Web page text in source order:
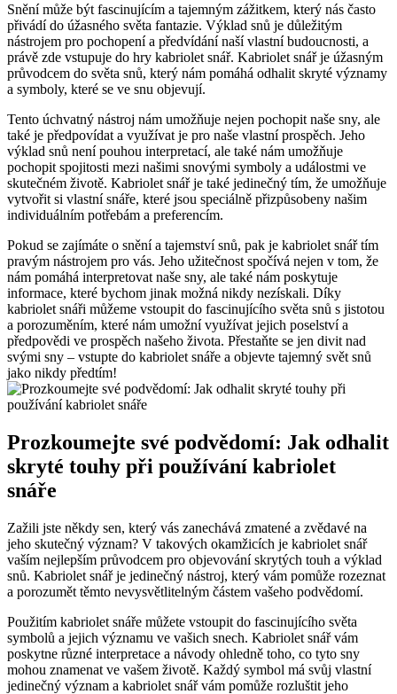
Snění může být fascinujícím a tajemným zážitkem, který nás často
přivádí do úžasného světa fantazie. Výklad snů je důležitým
nástrojem pro pochopení a předvídání naší vlastní budoucnosti, a
právě zde vstupuje do hry kabriolet snář. Kabriolet snář je úžasným
průvodcem do světa snů, který nám pomáhá odhalit skryté významy
a symboly, které se ve snu objevují.
Tento úchvatný nástroj nám umožňuje nejen pochopit naše sny, ale
také je předpovídat a využívat je pro naše vlastní prospěch. Jeho
výklad snů není pouhou interpretací, ale také nám umožňuje
pochopit spojitosti mezi našimi snovými symboly a událostmi ve
skutečném životě. Kabriolet snář je také jedinečný tím, že umožňuje
vytvořit si vlastní snáře, které jsou speciálně přizpůsobeny našim
individuálním potřebám a preferencím.
Pokud se zajímáte o snění a tajemství snů, pak je kabriolet snář tím
pravým nástrojem pro vás. Jeho užitečnost spočívá nejen v tom, že
nám pomáhá interpretovat naše sny, ale také nám poskytuje
informace, které bychom jinak možná nikdy nezískali. Díky
kabriolet snáři můžeme vstoupit do fascinujícího světa snů s jistotou
a porozuměním, které nám umožní využívat jejich poselství a
předpovědi ve prospěch našeho života. Přestaňte se jen divit nad
svými sny – vstupte do kabriolet snáře a objevte tajemný svět snů
jako nikdy předtím!
Prozkoumejte své podvědomí: Jak odhalit
skryté touhy při používání kabriolet
snáře
Zažili jste někdy sen, který vás zanechává zmatené a zvědavé na
jeho skutečný význam? V takových okamžicích je kabriolet snář
vaším nejlepším průvodcem pro objevování skrytých touh a výklad
snů. Kabriolet snář je jedinečný nástroj, který vám pomůže rozeznat
a porozumět těmto nevysvětlitelným částem vašeho podvědomí.
Použitím kabriolet snáře můžete vstoupit do fascinujícího světa
symbolů a jejich významu ve vašich snech. Kabriolet snář vám
poskytne různé interpretace a návody ohledně toho, co tyto sny
mohou znamenat ve vašem životě. Každý symbol má svůj vlastní
jedinečný význam a kabriolet snář vám pomůže rozluštit jeho